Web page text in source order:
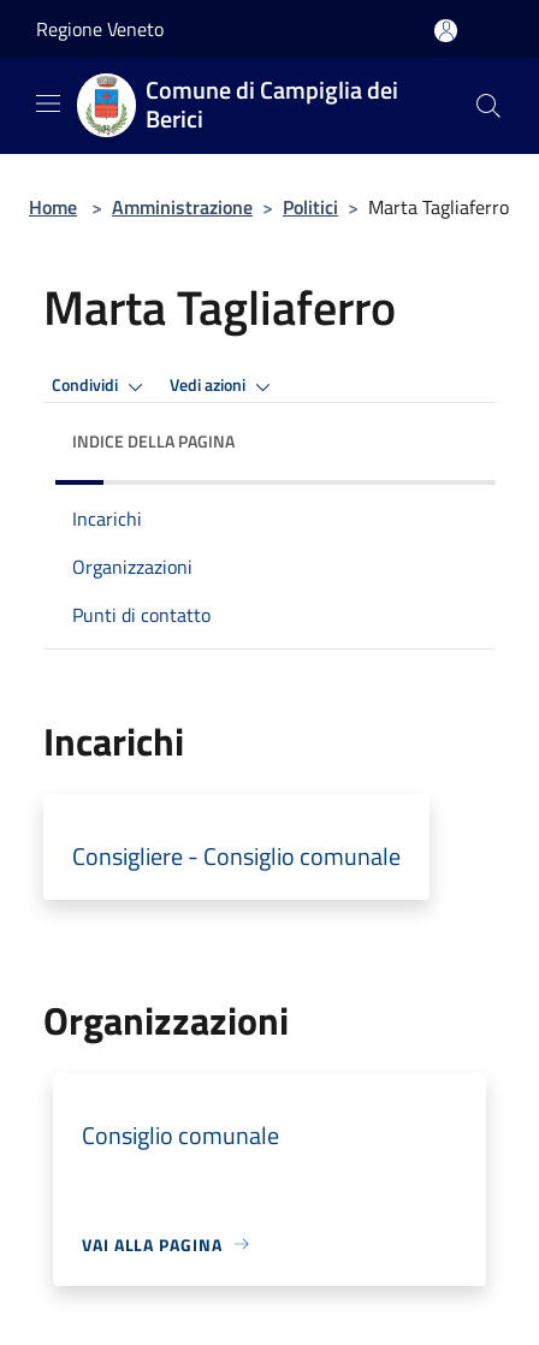
Regione Veneto
Comune di Campiglia dei
Berici
Home > Amministrazione > Politici > Marta Tagliaferro
Marta Tagliaferro
Condividi Vedi azioni
INDICE DELLA PAGINA
Incarichi
Organizzazioni
Punti di contatto
Incarichi
Consigliere - Consiglio comunale
Organizzazioni
Consiglio comunale
VAI ALLA PAGINA